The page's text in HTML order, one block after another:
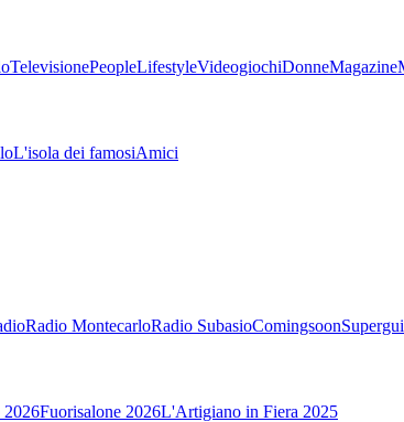
TelevisionePeopleLifestyleVideogiochiDonneMagazine
L'isola dei famosiAmici
Radio MontecarloRadio SubasioComingsoon
2026Fuorisalone 2026L'Artigiano in Fiera 2025